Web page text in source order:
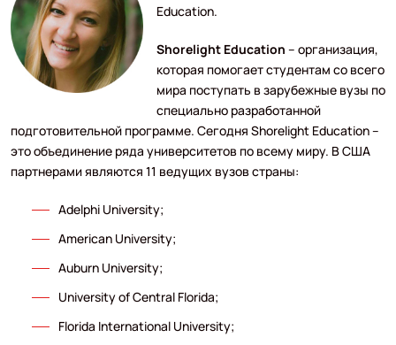
Education.
Shorelight Education – организация,
которая помогает студентам со всего
мира поступать в зарубежные вузы по
специально разработанной
подготовительной программе. Сегодня Shorelight Education –
это объединение ряда университетов по всему миру. В США
партнерами являются 11 ведущих вузов страны:
Adelphi University;
American University;
Auburn University;
University of Central Florida;
Florida International University;